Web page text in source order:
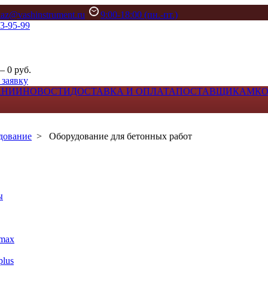
9:00-18:00 (пн.-пт.)
95-99
0 руб.
НОВОСТИДОСТАВКА И ОПЛАТАПОСТАВЩИКАМ
> Оборудование для бетонных работ